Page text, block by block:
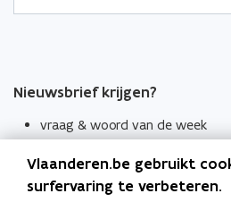
Nieuwsbrief krijgen?
vraag & woord van de week
Schrijf je in
Vlaanderen.be gebruikt
surfervaring te verbeteren.